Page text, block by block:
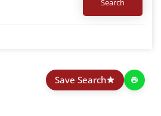
Save Search